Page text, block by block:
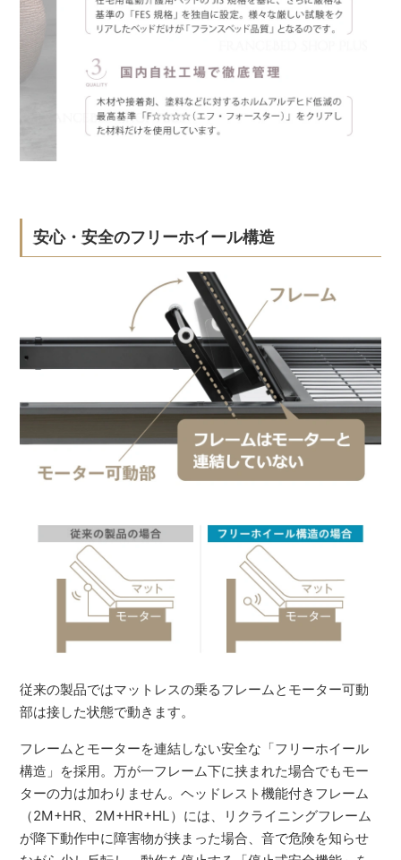
安心・安全のフリーホイール構造
従来の製品ではマットレスの乗るフレームとモーター可動
部は接した状態で動きます。
フレームとモーターを連結しない安全な「フリーホイール
構造」を採用。万が一フレーム下に挟まれた場合でもモー
ターの力は加わりません。ヘッドレスト機能付きフレーム
（2M+HR、2M+HR+HL）には、リクライニングフレーム
が降下動作中に障害物が挟まった場合、音で危険を知らせ